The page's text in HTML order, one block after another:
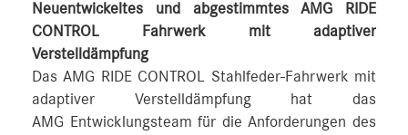
Neuentwickeltes und abgestimmtes AMG RIDE
CONTROL Fahrwerk mit adaptiver
Verstelldämpfung
Das AMG RIDE CONTROL Stahlfeder-Fahrwerk mit
adaptiver Verstelldämpfung hat das
AMG Entwicklungsteam für die Anforderungen des